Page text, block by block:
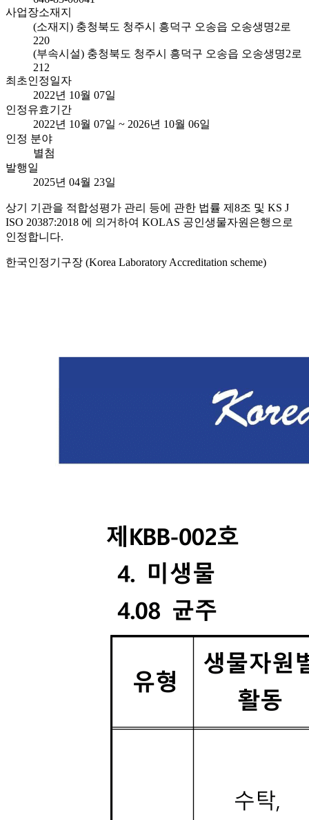
사업장소재지
(소재지) 충청북도 청주시 흥덕구 오송읍 오송생명2로
220
(부속시설) 충청북도 청주시 흥덕구 오송읍 오송생명2로
212
최초인정일자
2022년 10월 07일
인정유효기간
2022년 10월 07일 ~ 2026년 10월 06일
인정 분야
별첨
발행일
2025년 04월 23일
상기 기관을 적합성평가 관리 등에 관한 법률 제8조 및 KS J
ISO 20387:2018 에 의거하여 KOLAS 공인생물자원은행으로
인정합니다.
한국인정기구장 (Korea Laboratory Accreditation scheme)